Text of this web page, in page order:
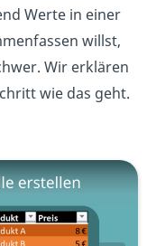
Werte in einer
willst,
Wir erklären
wie das geht.